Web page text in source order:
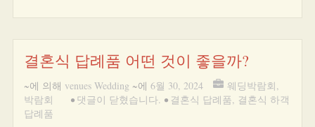
결혼식 답례품 어떤 것이 좋을까?
~에 의해 venues Wedding ~에 6월 30, 2024 웨딩박람회,
박람회
• 댓글이 닫혔습니다. • 결혼식 답례품, 결혼식 하객
답례품